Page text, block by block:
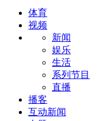
体育
视频
新闻
娱乐
生活
系列节目
直播
播客
互动新闻